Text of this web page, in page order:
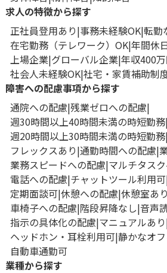
求人の特徴から探す
正社員登用あり 事務未経験OK 転勤
在宅勤務（テレワーク）OK 年間休
上場企業 グローバル企業 年収400
社会人未経験OK 社宅・家賃補助制
障害への配慮事項から探す
通院への配慮 残業ゼロへの配慮
週30時間以上40時間未満の時短勤務
週20時間以上30時間未満の時短勤務
フレックスあり 通勤時間への配慮
業務スピードへの配慮 マルチタス
電話への配慮 チャットツール利用可
定期面談可 休憩への配慮 休憩室あり
車椅子への配慮 階段昇降なし 音声
指示の具体化の配慮 マニュアルあり
ヘッドホン・耳栓利用可 静かなオ
自動車通勤可
業種から探す